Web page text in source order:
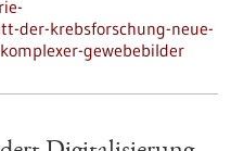
der-krebsforschung-neue-
gewebebilder